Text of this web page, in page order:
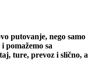
putovanje, nego samo
pomažemo sa
ture, prevoz i slično, a